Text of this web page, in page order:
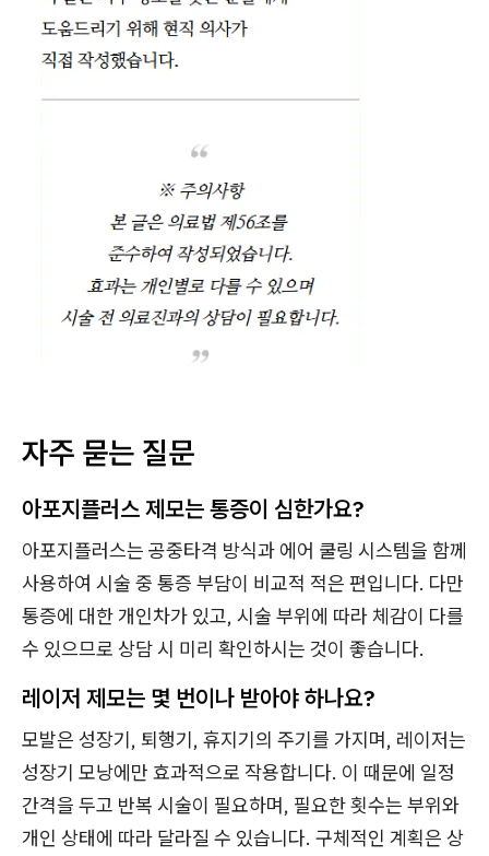
자주 묻는 질문
아포지플러스 제모는 통증이 심한가요?
아포지플러스는 공중타격 방식과 에어 쿨링 시스템을 함께
사용하여 시술 중 통증 부담이 비교적 적은 편입니다. 다만
통증에 대한 개인차가 있고, 시술 부위에 따라 체감이 다를
수 있으므로 상담 시 미리 확인하시는 것이 좋습니다.
레이저 제모는 몇 번이나 받아야 하나요?
모발은 성장기, 퇴행기, 휴지기의 주기를 가지며, 레이저는
성장기 모낭에만 효과적으로 작용합니다. 이 때문에 일정
간격을 두고 반복 시술이 필요하며, 필요한 횟수는 부위와
개인 상태에 따라 달라질 수 있습니다. 구체적인 계획은 상